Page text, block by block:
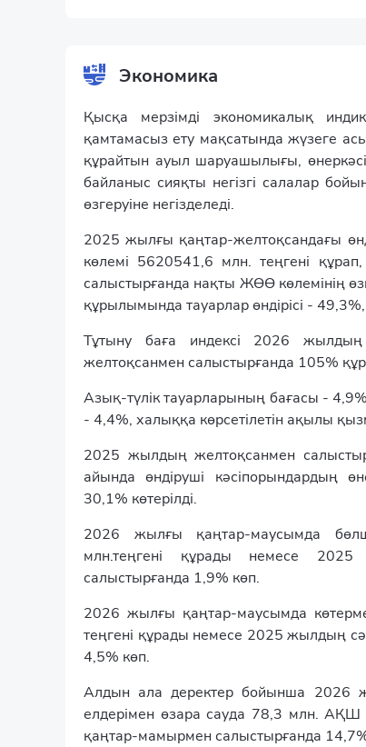
Экономика
Қысқа мерзімді экономикалық
қамтамасыз ету мақсатында жүзеге
құрайтын ауыл шаруашылығы,
байланыс сияқты негізгі салалар
өзгеруіне негізделеді.
2025 жылғы қаңтар-желтоқсандағы
көлемі 5620541,6 млн. теңгені
салыстырғанда нақты ЖӨӨ көлемінің
құрылымында тауарлар өндірісі -
Тұтыну баға индексі 2026
желтоқсанмен салыстырғанда 105%
Азық-түлік тауарларының бағасы -
- 4,4%, халыққа көрсетілетін ақылы
2025 жылдың желтоқсанмен
айында өндіруші кәсіпорындардың
30,1% көтерілді.
2026 жылғы қаңтар-маусымда
млн.теңгені құрады немесе
салыстырғанда 1,9% көп.
2026 жылғы қаңтар-маусымда
теңгені құрады немесе 2025 жылдың
4,5% көп.
Алдын ала деректер бойынша 2026
елдерімен өзара сауда 78,3 млн.
қаңтар-мамырмен салыстырғанда